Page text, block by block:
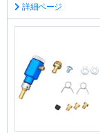
詳細ページ